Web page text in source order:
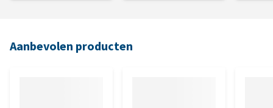
Aanbevolen producten